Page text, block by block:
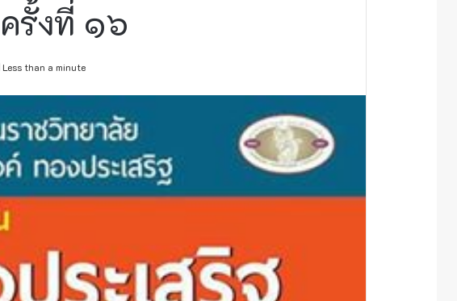
รั้งที่ ๑๖
Less than a minute